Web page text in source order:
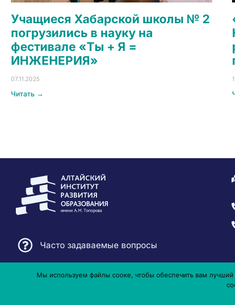
Учащиеся Хабарской школы № 2
погрузились в науку на
фестивале «Ты + Я =
ИНЖЕНЕРИЯ»
07.11.2025
Читать →
Часто задаваемые вопросы
Мы используем файлы сооке, чтобы обеспечить вам